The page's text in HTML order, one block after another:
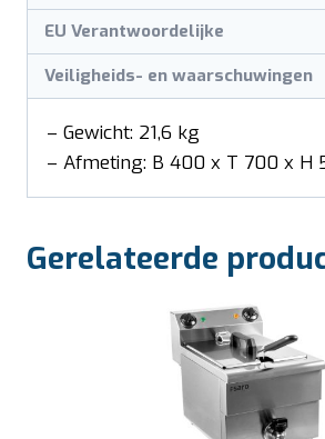
EU Verantwoordelijke
Veiligheids- en waarschuwingen
– Gewicht: 21,6 kg
– Afmeting: B 400 x T 700 x H
Gerelateerde